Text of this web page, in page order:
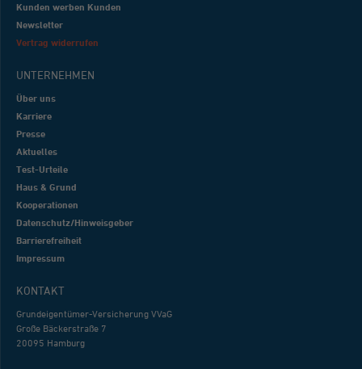
Kunden werben Kunden
Newsletter
Vertrag widerrufen
UNTERNEHMEN
Über uns
Karriere
Presse
Aktuelles
Test-Urteile
Haus & Grund
Kooperationen
Datenschutz/Hinweisgeber
Barrierefreiheit
Impressum
KONTAKT
Grundeigentümer-Versicherung VVaG
Große Bäckerstraße 7
20095 Hamburg